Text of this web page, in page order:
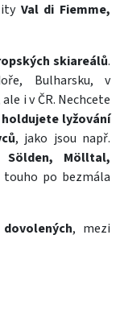
Val di Fiemme,
skiareálů.
Bulharsku, v
i v ČR. Nechcete
holdujete lyžování
, jako jsou např.
Sölden, Mölltal,
touho po bezmála
, mezi